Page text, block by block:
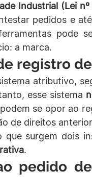
Industrial (Lei
pedidos e
pode
a marca.
registro
atributivo,
esse sistema
se opor ao
de direitos
que surgem dois
.
pedido